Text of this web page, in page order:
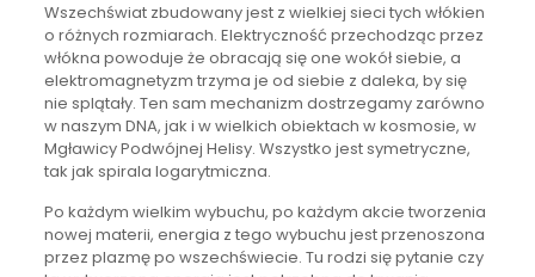
Wszechświat zbudowany jest z wielkiej sieci tych włókien
o różnych rozmiarach. Elektryczność przechodząc przez
włókna powoduje że obracają się one wokół siebie, a
elektromagnetyzm trzyma je od siebie z daleka, by się
nie splątały. Ten sam mechanizm dostrzegamy zarówno
w naszym DNA, jak i w wielkich obiektach w kosmosie, w
Mgławicy Podwójnej Helisy. Wszystko jest symetryczne,
tak jak spirala logarytmiczna.
Po każdym wielkim wybuchu, po każdym akcie tworzenia
nowej materii, energia z tego wybuchu jest przenoszona
przez plazmę po wszechświecie. Tu rodzi się pytanie czy